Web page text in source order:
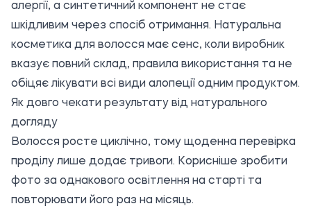
алергії, а синтетичний компонент не стає
шкідливим через спосіб отримання. Натуральна
косметика для волосся має сенс, коли виробник
вказує повний склад, правила використання та не
обіцяє лікувати всі види алопеції одним продуктом.
Як довго чекати результату від натурального
догляду
Волосся росте циклічно, тому щоденна перевірка
проділу лише додає тривоги. Корисніше зробити
фото за однакового освітлення на старті та
повторювати його раз на місяць.